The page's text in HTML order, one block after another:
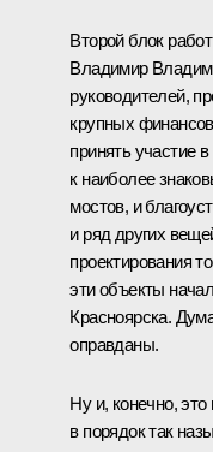
Второй блок
Владимир
руководителей,
крупных
принять участие
к наиболее
мостов, и
и ряд других
проектирования
эти объекты
Красноярска.
оправданы.
Ну и, конечно,
в порядок так